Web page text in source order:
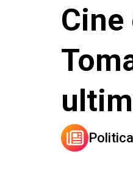
Politica